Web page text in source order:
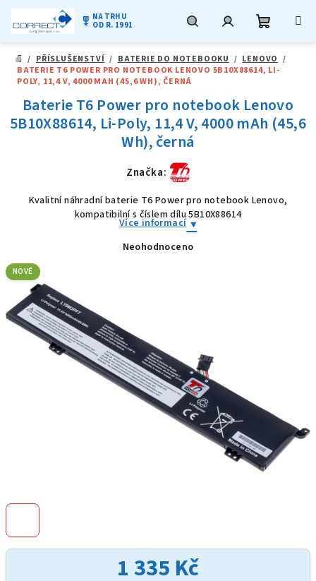
obsah
military_tech NA TRHU
OD R. 1991
DOMŮ
/ PŘÍSLUŠENSTVÍ / BATERIE DO NOTEBOOKU / LENOVO /
BATERIE T6 POWER PRO NOTEBOOK LENOVO 5B10X88614, LI-
POLY, 11,4 V, 4000 MAH (45,6 WH), ČERNÁ
1 335 Kč
Baterie T6 Power pro notebook Lenovo
5B10X88614, Li-Poly, 11,4 V, 4000 mAh (45,6
Wh), černá
Značka:
Kvalitní náhradní baterie T6 Power pro notebook Lenovo,
kompatibilní s číslem dílu 5B10X88614
Více informací
Průměrné
Neohodnoceno
NOVÉ